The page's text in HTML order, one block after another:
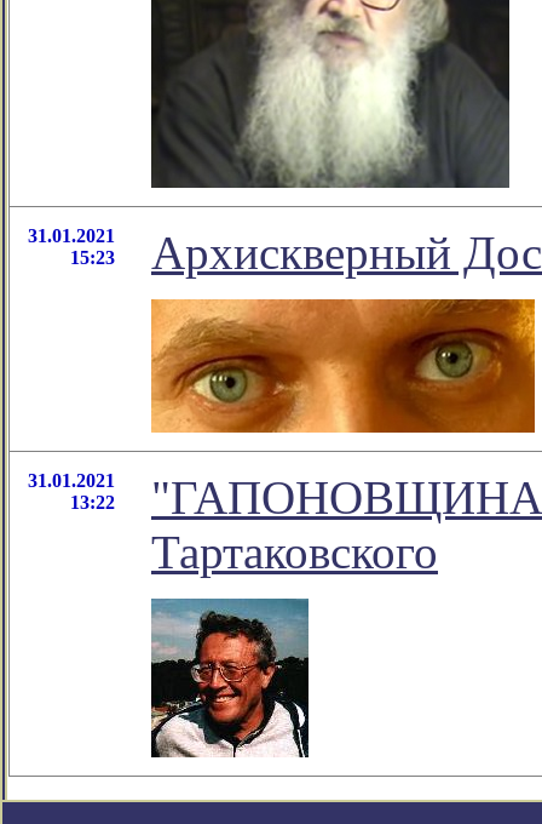
31.01.2021
15:23
Архискверный
31.01.2021
13:22
"ГАПОНОВЩИНА."
Тартаковского